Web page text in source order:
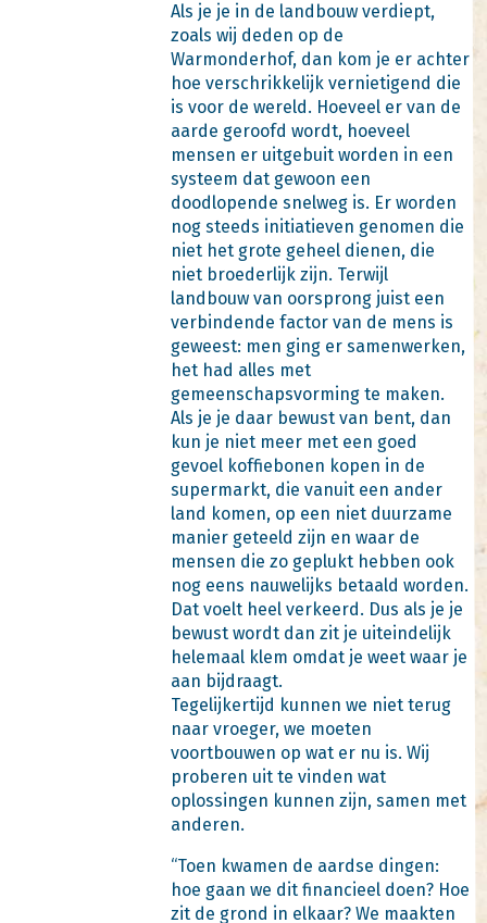
Als je je in de landbouw verdiept,
zoals wij deden op de
Warmonderhof, dan kom je er achter
hoe verschrikkelijk vernietigend die
is voor de wereld. Hoeveel er van de
aarde geroofd wordt, hoeveel
mensen er uitgebuit worden in een
systeem dat gewoon een
doodlopende snelweg is. Er worden
nog steeds initiatieven genomen die
niet het grote geheel dienen, die
niet broederlijk zijn. Terwijl
landbouw van oorsprong juist een
verbindende factor van de mens is
geweest: men ging er samenwerken,
het had alles met
gemeenschapsvorming te maken.
Als je je daar bewust van bent, dan
kun je niet meer met een goed
gevoel koffiebonen kopen in de
supermarkt, die vanuit een ander
land komen, op een niet duurzame
manier geteeld zijn en waar de
mensen die zo geplukt hebben ook
nog eens nauwelijks betaald worden.
Dat voelt heel verkeerd. Dus als je je
bewust wordt dan zit je uiteindelijk
helemaal klem omdat je weet waar je
aan bijdraagt.
Tegelijkertijd kunnen we niet terug
naar vroeger, we moeten
voortbouwen op wat er nu is. Wij
proberen uit te vinden wat
oplossingen kunnen zijn, samen met
anderen.
“Toen kwamen de aardse dingen:
hoe gaan we dit financieel doen? Hoe
zit de grond in elkaar? We maakten